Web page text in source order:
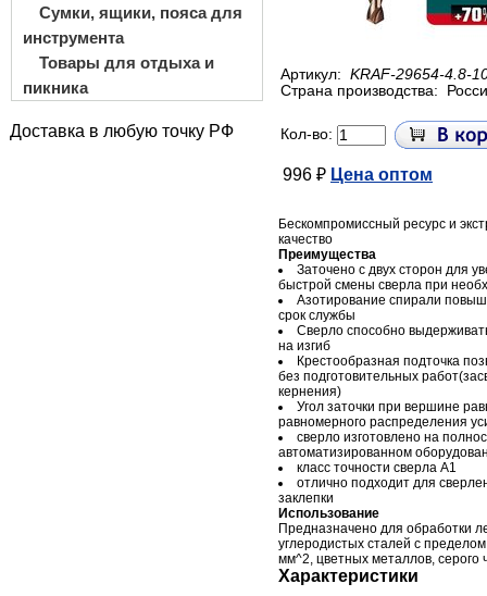
Сумки, ящики, пояса для
инструмента
Товары для отдыха и
пикника
Доставка в любую точку РФ
Артикул: KRAF-29654-4.8-
Страна производства:
Кол-во:
996 ₽ Цена оптом
Бескомпромиссный ресурс и
качество
Преимущества
Заточено с двух сторон для
быстрой смены сверла при
Азотирование спирали
срок службы
Сверло способно
на изгиб
Крестообразная подточка
без подготовительных
кернения)
Угол заточки при вершине
равномерного распределения
сверло изготовлено на
автоматизированном
класс точности сверла А1
отлично подходит для
заклепки
Использование
Предназначено для обработки
углеродистых сталей с
мм^2, цветных металлов, серого
Характеристики